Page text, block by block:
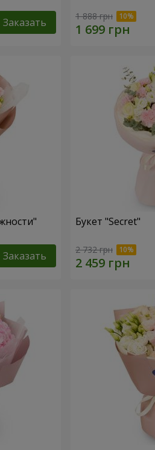
Заказать 1 888 грн
Заказать
Букет "Secret"
2 732 грн